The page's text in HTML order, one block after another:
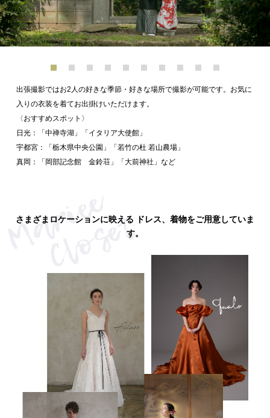
出張撮影ではお2人の好きな季節・好きな場所で撮影が可能です。お気に
入りの衣装を着てお出掛けいただけます。
〈おすすめスポット〉
日光：「中禅寺湖」「イタリア大使館」
宇都宮：「栃木県中央公園」「若竹の杜 若山農場」
真岡：「岡部記念館 金鈴荘」「大前神社」など
さまざまロケーションに映える ドレス、着物をご用意していま
す。